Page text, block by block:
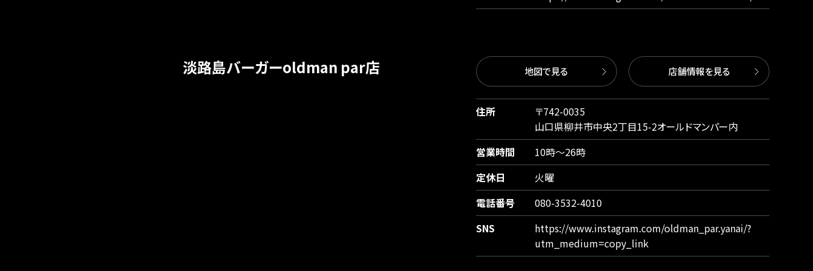
淡路島バーガーoldman par店 地図で見る 店舗情報を見る
住所
〒742-0035
山口県柳井市中央2丁目15-2オールドマンパー内
営業時間
10時〜26時
定休日
火曜
電話番号
080-3532-4010
SNS
https://www.instagram.com/oldman_par.yanai/?
utm_medium=copy_link